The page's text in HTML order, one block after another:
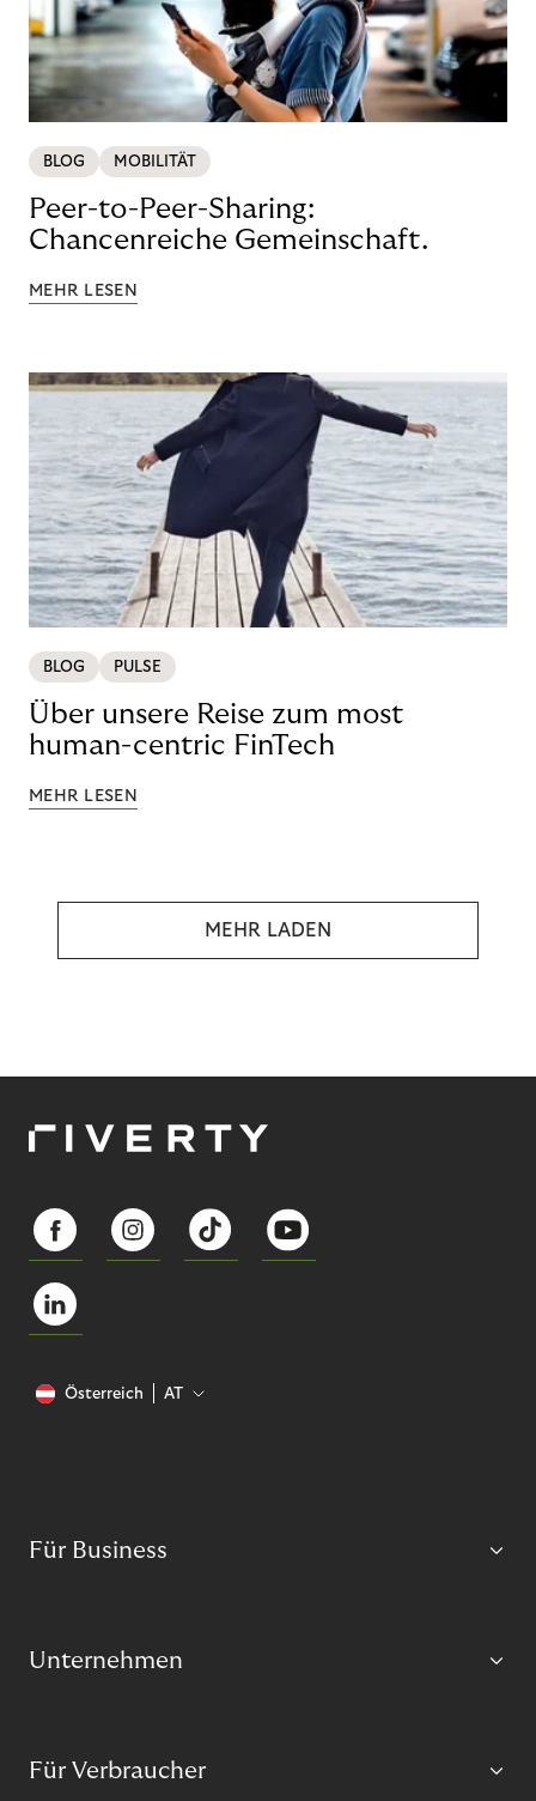
BLOG MOBILITÄT
Peer-to-Peer-Sharing:
Chancenreiche Gemeinschaft.
MEHR LESEN
BLOG PULSE
Über unsere Reise zum most
human-centric FinTech
MEHR LESEN
MEHR LADEN
Österreich AT
Für Business
Unternehmen
Für Verbraucher